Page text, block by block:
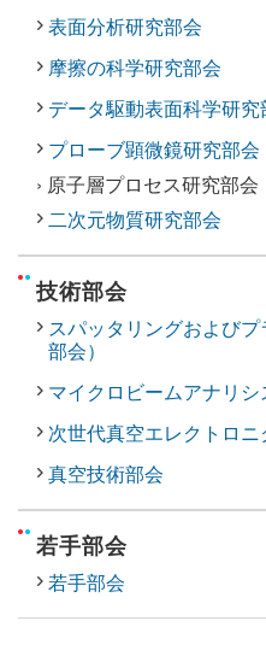
表面分析研究部会
摩擦の科学研究部会
データ駆動表面科学研究
プローブ顕微鏡研究部会
› 原子層プロセス研究部会
二次元物質研究部会
技術部会
スパッタリングおよび
部会）
マイクロビームアナリシ
次世代真空エレクトロニ
真空技術部会
若手部会
若手部会